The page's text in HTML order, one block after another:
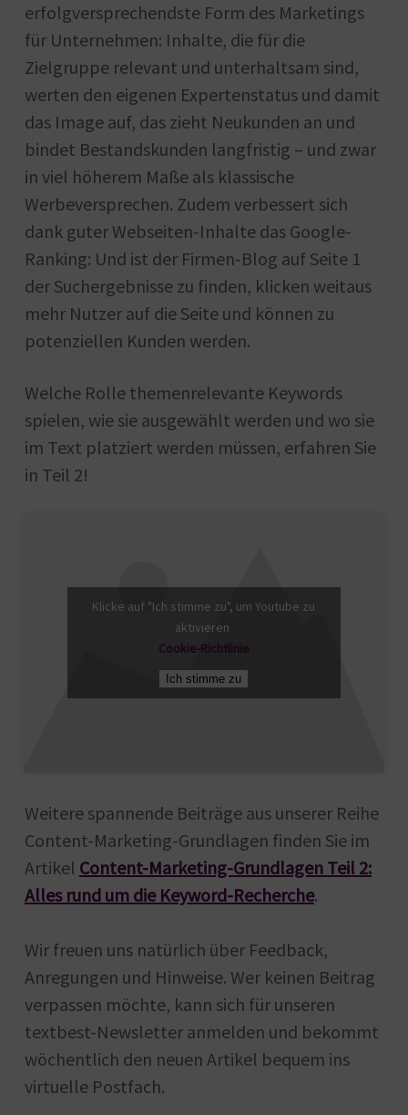
erfolgversprechendste Form des Marketings
für Unternehmen: Inhalte, die für die
Zielgruppe relevant und unterhaltsam sind,
werten den eigenen Expertenstatus und damit
das Image auf, das zieht Neukunden an und
bindet Bestandskunden langfristig – und zwar
in viel höherem Maße als klassische
Werbeversprechen. Zudem verbessert sich
dank guter Webseiten-Inhalte das Google-
Ranking: Und ist der Firmen-Blog auf Seite 1
der Suchergebnisse zu finden, klicken weitaus
mehr Nutzer auf die Seite und können zu
potenziellen Kunden werden.
Welche Rolle themenrelevante Keywords
spielen, wie sie ausgewählt werden und wo sie
im Text platziert werden müssen, erfahren Sie
in Teil 2!
Klicke auf "Ich stimme zu", um Youtube zu
aktivieren
Cookie-Richtlinie
Ich stimme zu
Weitere spannende Beiträge aus unserer Reihe
Content-Marketing-Grundlagen finden Sie im
Artikel Content-Marketing-Grundlagen Teil 2:
Alles rund um die Keyword-Recherche.
Wir freuen uns natürlich über Feedback,
Anregungen und Hinweise. Wer keinen Beitrag
verpassen möchte, kann sich für unseren
textbest-Newsletter anmelden und bekommt
wöchentlich den neuen Artikel bequem ins
virtuelle Postfach.